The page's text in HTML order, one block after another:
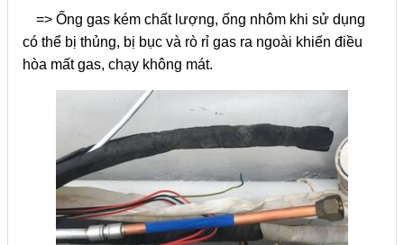
=> Ống gas kém chất lượng, ống nhôm khi sử dụng
có thể bị thủng, bị bục và rò rỉ gas ra ngoài khiến điều
hòa mất gas, chạy không mát.